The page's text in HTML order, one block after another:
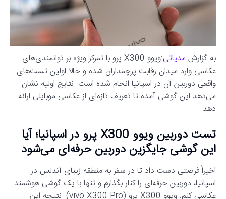
به گزارشمدیاتی
:ویوو X300 پرو با تمرکز ویژه بر توانمندی‌های
عکاسی وارد میدان رقابت پرچمداران شده و حالا اولین تست‌های
واقعی دوربین آن در اسپانیا انجام شده است. نتایج اولیه نشان
می‌دهد این گوشی آمده تا تعریف تازه‌ای از عکاسی موبایلی ارائه
دهد.
تست دوربین ویوو X300 پرو در اسپانیا؛ آیا
این گوشی جایگزین دوربین حرفه‌ای می‌شود
اخیراً فرصتی دست داد تا در سفر به منطقه زیبای آندلس در
اسپانیا، دوربین حرفه‌ای را کنار بگذارم و تنها با یک گوشی هوشمند